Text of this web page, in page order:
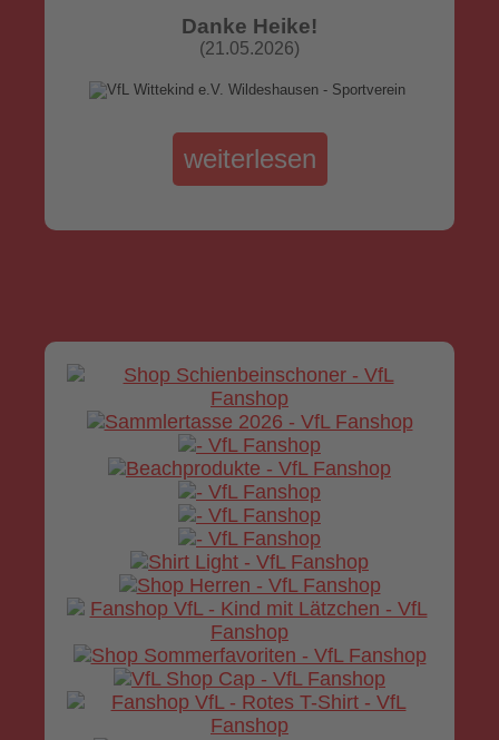
Danke Heike!
(21.05.2026)
weiterlesen